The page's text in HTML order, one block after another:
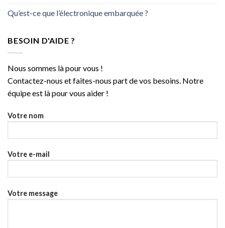
Qu’est-ce que l’électronique embarquée ?
BESOIN D'AIDE ?
Nous sommes là pour vous !
Contactez-nous et faites-nous part de vos besoins. Notre
équipe est là pour vous aider !
Votre nom
Votre e-mail
Votre message